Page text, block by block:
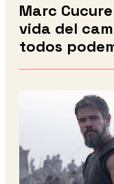
Marc
vida del
todos